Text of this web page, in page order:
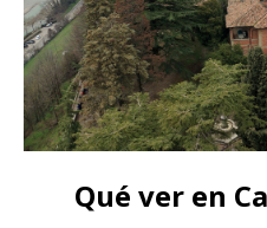
Qué ver en